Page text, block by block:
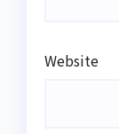
Website